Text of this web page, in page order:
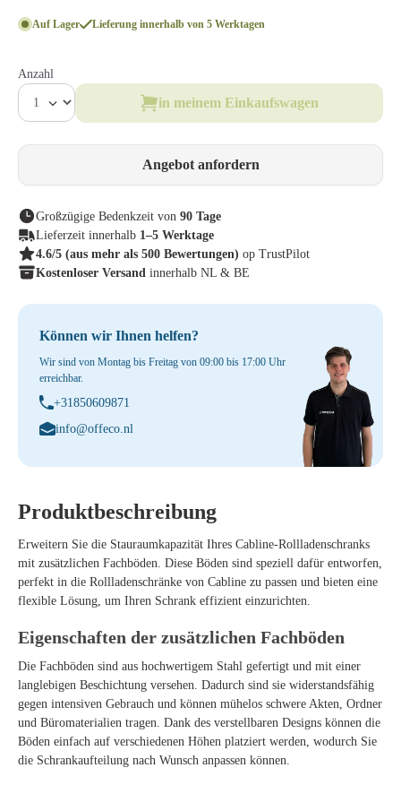
Auf Lager Lieferung innerhalb von 5 Werktagen
Anzahl
in meinem Einkaufswagen
Angebot anfordern
Großzügige Bedenkzeit von 90 Tage
Lieferzeit innerhalb 1–5 Werktage
4.6/5 (aus mehr als 500 Bewertungen) op TrustPilot
Kostenloser Versand innerhalb NL & BE
Können wir Ihnen helfen?
Wir sind von Montag bis Freitag von 09:00 bis 17:00 Uhr
erreichbar.
+31850609871
info@offeco.nl
Produktbeschreibung
Erweitern Sie die Stauraumkapazität Ihres Cabline-Rollladenschranks
mit zusätzlichen Fachböden. Diese Böden sind speziell dafür entworfen,
perfekt in die Rollladenschränke von Cabline zu passen und bieten eine
flexible Lösung, um Ihren Schrank effizient einzurichten.
Eigenschaften der zusätzlichen Fachböden
Die Fachböden sind aus hochwertigem Stahl gefertigt und mit einer
langlebigen Beschichtung versehen. Dadurch sind sie widerstandsfähig
gegen intensiven Gebrauch und können mühelos schwere Akten, Ordner
und Büromaterialien tragen. Dank des verstellbaren Designs können die
Böden einfach auf verschiedenen Höhen platziert werden, wodurch Sie
die Schrankaufteilung nach Wunsch anpassen können.